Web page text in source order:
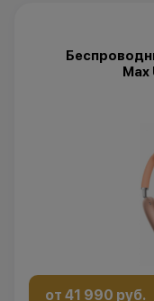
Max
от 41 990 руб.